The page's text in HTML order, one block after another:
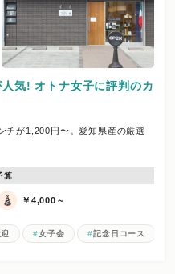
気! オトナ女子に評判のカ
チが1,200円〜。愛知県産の厳選
算
￥4,000～
女子会 記念日コース